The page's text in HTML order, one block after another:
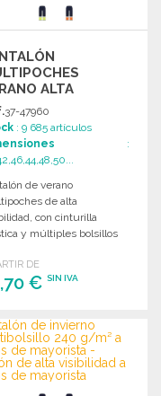
ALTA
200
A PRECIOS DE
37-47960
: 9 685 artículos
:
de verano
de alta
con cinturilla
y múltiples bolsillos
DE
€SIN IVA
PEDIR
un presupuesto